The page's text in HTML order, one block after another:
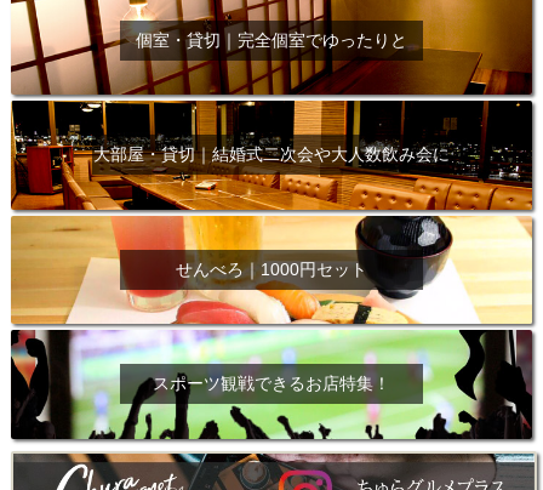
個室・貸切｜完全個室でゆったりと
大部屋・貸切｜結婚式二次会や大人数飲み会に
せんべろ｜1000円セット
スポーツ観戦できるお店特集！